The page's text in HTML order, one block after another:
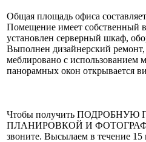
Общая площадь офиса
Помещение имеет собственный
установлен серверный шкаф,
Выполнен дизайнерский
меблировано с использованием
панорамных окон открывается
Чтобы получить
ПЛАНИРОВКОЙ И
звоните. Высылаем в течение 15